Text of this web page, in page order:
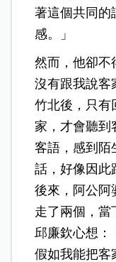
著這個共同的
感。」
然而，他卻不
沒有跟我說客
竹北後，只有
家，才會聽到
客語，感到陌
話，好像因此
後來，阿公阿
走了兩個，當
邱廉欽心想：
假如我能把客